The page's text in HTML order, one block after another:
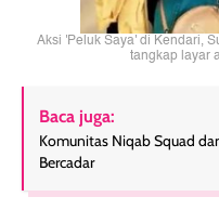
Aksi 'Peluk Saya' di Kendari,
tangkap layar
Baca juga:
Komunitas Niqab Squad
Bercadar